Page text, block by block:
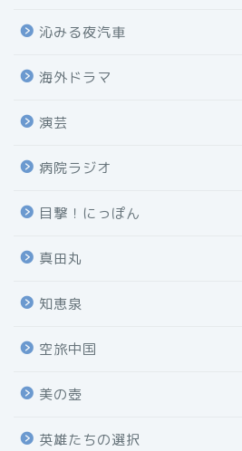
沁みる夜汽車
海外ドラマ
演芸
病院ラジオ
目撃！にっぽん
真田丸
知恵泉
空旅中国
美の壺
英雄たちの選択